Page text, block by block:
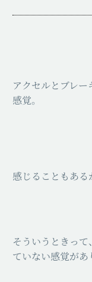
アクセルとブレ
感覚。
感じることもある
そういうときっ
ていない感覚があ